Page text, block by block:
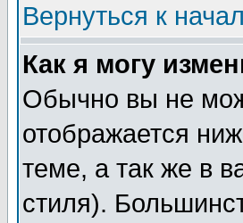
Вернуться к
Как я могу
Обычно вы не
отображается
теме, а так же в
стиля).